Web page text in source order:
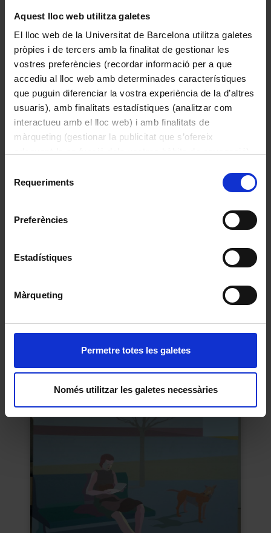
Aquest lloc web utilitza galetes
El lloc web de la Universitat de Barcelona utilitza galetes
pròpies i de tercers amb la finalitat de gestionar les
vostres preferències (recordar informació per a que
accediu al lloc web amb determinades característiques
que puguin diferenciar la vostra experiència de la d’altres
usuaris), amb finalitats estadístiques (analitzar com
interactueu amb el lloc web) i amb finalitats de
màrqueting (gestionar la publicitat que s’ofereix
consultar laPolítica de galetes del lloc web de la
Requeriments
Preferències
Estadístiques
Màrqueting
Permetre totes les galetes
Només utilitzar les galetes necessàries
Sense títol
Facultat de Belles Arts. Guia
Corbella LLobet, Domènec